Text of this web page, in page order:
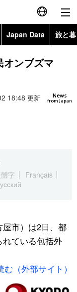
English
简体字
Русский
Japan Data 旅と
Topics
ンブズマ
News
from Japan
18:48 更新
字
Français
市）は2日、都
ている包括外
（外部サイト）